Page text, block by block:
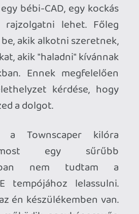
linárisan "snappel"
ezzel önmagában
felrakni
sorba rendezett
kurzora viszont
kettő együttes
a felhasználói